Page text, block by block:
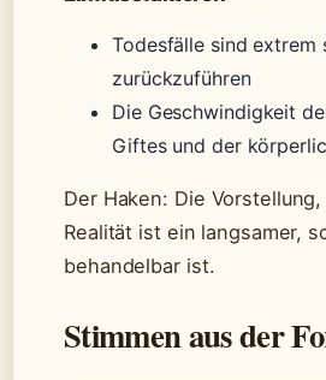
Todesfälle sind extrem
zurückzuführen
Die Geschwindigkeit
Giftes und der
Der Haken: Die
Realität ist ein langsamer,
behandelbar ist.
Stimmen aus der